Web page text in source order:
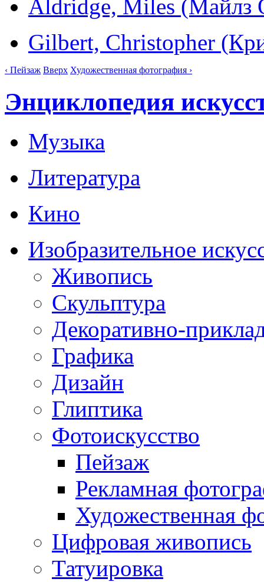
Aldridge, Miles
Gilbert, Christopher
‹ Пейзаж Вверх Художественная фотография ›
Энциклопедия
Музыка
Литература
Кино
Изобразительное
Живопись
Скульптура
Декоративно-
Графика
Дизайн
Глиптика
Фотоискусство
Пейзаж
Рекламная
Художественная
Цифровая живопись
Татуировка